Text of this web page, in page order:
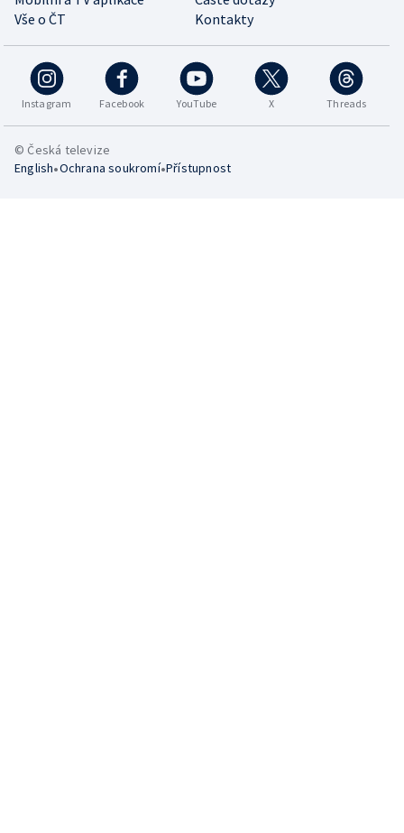
Vše o ČT
Kontakty
Instagram Facebook YouTube X Threads
© Česká televize
English•Ochrana soukromí•Přístupnost